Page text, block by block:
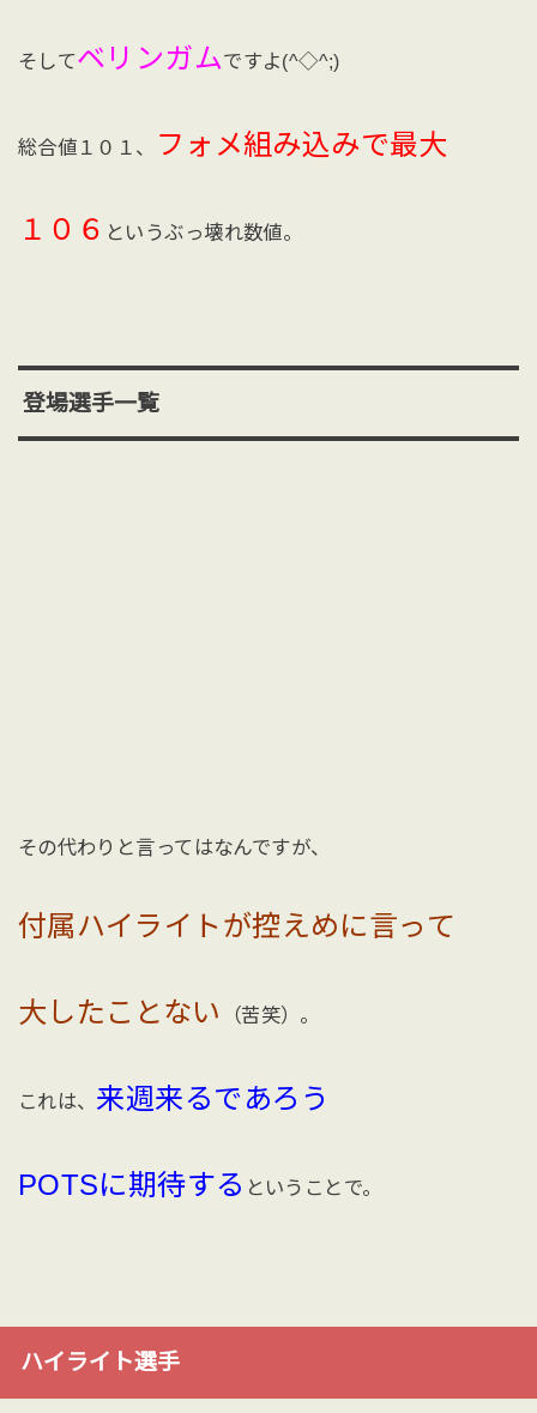
そしてベリンガムですよ(^◇^;)
総合値１０１、 フォメ組み込みで最大
１０６ というぶっ壊れ数値。
登場選手一覧
その代わりと言ってはなんですが、
付属ハイライトが控えめに言って
大したことない （苦笑）。
これは、 来週来るであろう
POTSに期待する ということで。
ハイライト選手